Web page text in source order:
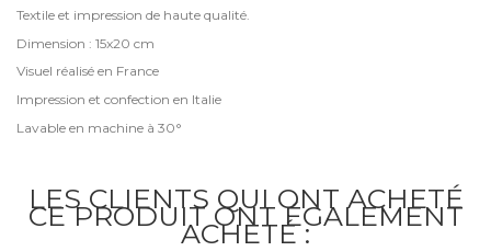
Textile et impression de haute qualité.
Dimension : 15x20 cm
Visuel réalisé en France
Impression et confection en Italie
Lavable en machine à 30°
LES CLIENTS QUI ONT ACHETÉ
CE PRODUIT ONT ÉGALEMENT
ACHETÉ :